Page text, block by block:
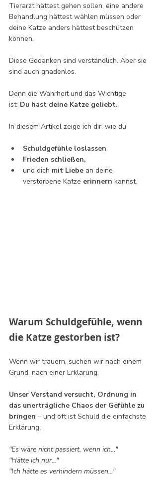
Tierarzt hättest gehen sollen, eine andere
Behandlung hättest wählen müssen oder
deine Katze anders hättest beschützen
können.
Diese Gedanken sind verständlich. Aber sie
sind auch gnadenlos.
Denn die Wahrheit und das Wichtige
ist: Du hast deine Katze geliebt.
In diesem Artikel zeige ich dir, wie du
Schuldgefühle loslassen,
Frieden schließen,
und dich mit Liebe an deine
verstorbene Katze erinnern kannst.
Warum Schuldgefühle, wenn
die Katze gestorben ist?
Wenn wir trauern, suchen wir nach einem
Grund, nach einer Erklärung.
Unser Verstand versucht, Ordnung in
das unerträgliche Chaos der Gefühle zu
bringen – und oft ist Schuld die einfachste
Erklärung,
"Es wäre nicht passiert, wenn ich..."
"Hätte ich nur..."
"Ich hätte es verhindern müssen..."